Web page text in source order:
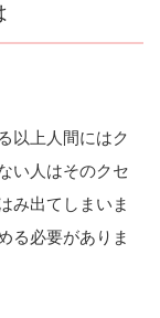
以上人間にはク
い人はそのクセ
み出てしまいま
る必要がありま